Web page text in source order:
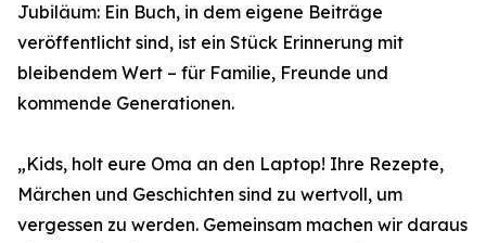
Jubiläum: Ein Buch, in dem eigene Beiträge
veröffentlicht sind, ist ein Stück Erinnerung mit
bleibendem Wert – für Familie, Freunde und
kommende Generationen.
„Kids, holt eure Oma an den Laptop! Ihre Rezepte,
Märchen und Geschichten sind zu wertvoll, um
vergessen zu werden. Gemeinsam machen wir daraus